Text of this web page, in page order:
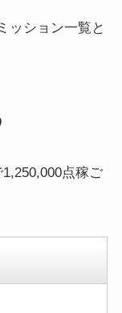
ッション一覧と
点稼ご